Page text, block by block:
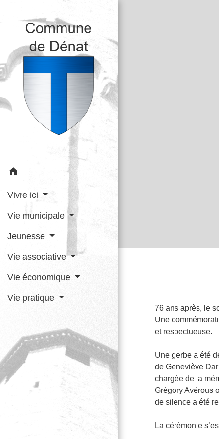
home
Vivre ici
Vie municipale
Jeunesse
Vie associative
Vie économique
Vie pratique
76 ans après, le
Une
et respectueuse.
Une gerbe a été
de Geneviève
chargée de la
Grégory Avérous
de silence a été
La cérémonie